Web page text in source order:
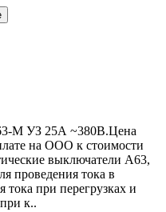
М УЗ 25А ~380В.Цена
на ООО к стоимости
выключатели А63,
проведения тока в
при перегрузках и
к..